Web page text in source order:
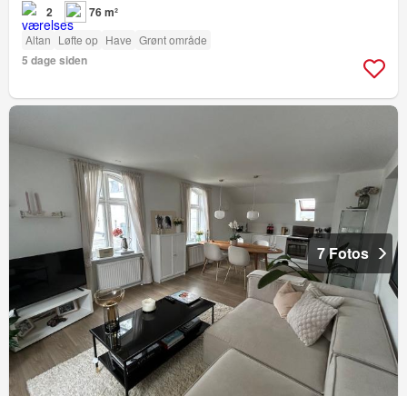
2 76 m²
Altan Løfte op Have Grønt område
5 dage siden
7 Fotos